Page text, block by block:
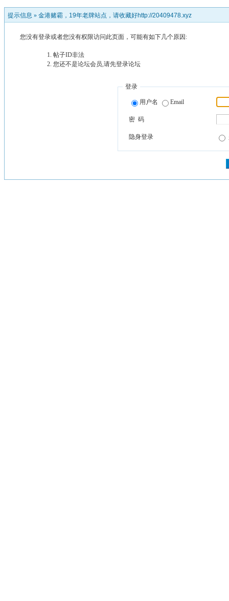
提示信息 » 金港赌霸，19年老牌站点，请收藏好http://20409478.xyz
您没有登录或者您没有权限访问此页面，可能有如下几个原因:
帖子ID非法
您还不是论坛会员,请先登录论坛
登录
用户名 Email
密 码
隐身登录